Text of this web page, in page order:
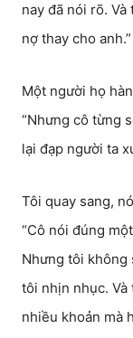
nay đã nói rõ.
nợ thay cho anh.”
Một người họ
“Nhưng cô từng
lại đạp người ta
Tôi quay sang,
“Cô nói đúng
Nhưng tôi không
tôi nhịn nhục.
nhiều khoản mà